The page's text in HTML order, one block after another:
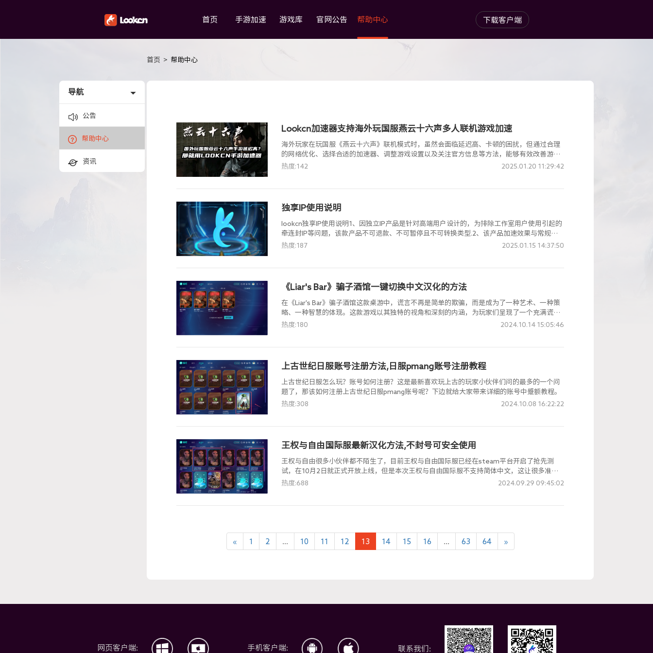
首页 手游加速 游戏库 官网公告 帮助中心 下载客户端
导航
公告
帮助中心
资讯
首页 > 帮助中心
Lookcn加速器支持海外玩国服燕云十六声多人联机游戏加速
海外玩家在玩国服《燕云十六声》联机模式时，虽然会面临延迟高、卡顿的困扰，但通过合理
的网络优化、选择合适的加速器、调整游戏设置以及关注官方信息等方法，能够有效改善游戏
体验，让玩家在武侠世界中尽情驰骋。目前在LOOKCN加速器中输入口令：老头环，可领取5
热度:142 2025.01.20 11:29:42
独享IP使用说明
lookcn独享IP使用说明1、因独立IP产品是针对高端用户设计的，为排除工作室用户使用引起的
牵连封IP等问题，该款产品不可退款、不可暂停且不可转换类型.2、该产品加速效果与常规版
VIP会员一致，唯一的区别就是多一个独立IP地址，请先尝试常规版的加速效果，再决定是否购
热度:187 2025.01.15 14:37:50
《Liar's Bar》骗子酒馆一键切换中文汉化的方法
在《Liar's Bar》骗子酒馆这款桌游中，谎言不再是简单的欺骗，而是成为了一种艺术、一种策
略、一种智慧的体现。这款游戏以其独特的视角和深刻的内涵，为玩家们呈现了一个充满谎言
与真相的世界。那么，这款游戏究竟有何魅力呢？让我们一起来探寻其中的奥秘。
热度:180 2024.10.14 15:05:46
上古世纪日服账号注册方法,日服pmang账号注册教程
上古世纪日服怎么玩？账号如何注册？这是最新喜欢玩上古的玩家小伙伴们问的最多的一个问
题了，那该如何注册上古世纪日服pmang账号呢？下边就给大家带来详细的账号中蹙额教程。
热度:308
2024.10.08 16:22:22
王权与自由国际服最新汉化方法,不封号可安全使用
王权与自由很多小伙伴都不陌生了，目前王权与自由国际服已经在steam平台开启了抢先测
试，在10月2日就正式开放上线，但是本次王权与自由国际服不支持简体中文，这让很多准备
去玩的玩家小伙伴头疼，不过没事，Lookcn加速器已经支持王权与自由国际服一键简体中文汉
热度:688 2024.09.29 09:45:02
« 1 2 10 11 12 13 14 15 16 63 64 »
网页客户端: 手机客户端: 联系我们: